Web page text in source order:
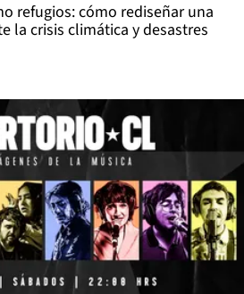
refugios: cómo rediseñar una
la crisis climática y desastres